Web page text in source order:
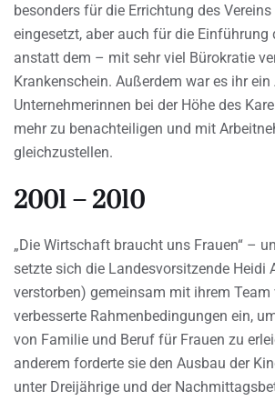
besonders für die Errichtung des Vereins
eingesetzt, aber auch für die Einführung
anstatt dem – mit sehr viel Bürokratie
Krankenschein. Außerdem war es ihr ein
Unternehmerinnen bei der Höhe des
mehr zu benachteiligen und mit
gleichzustellen.
2001 – 2010
„Die Wirtschaft braucht uns Frauen“ –
setzte sich die Landesvorsitzende Heidi
verstorben) gemeinsam mit ihrem
verbesserte Rahmenbedingungen ein,
von Familie und Beruf für Frauen zu
anderem forderte sie den Ausbau der
unter Dreijährige und der